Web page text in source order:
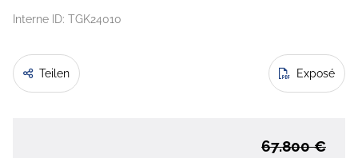
Interne ID: TGK24010
Teilen Exposé
67.800 €